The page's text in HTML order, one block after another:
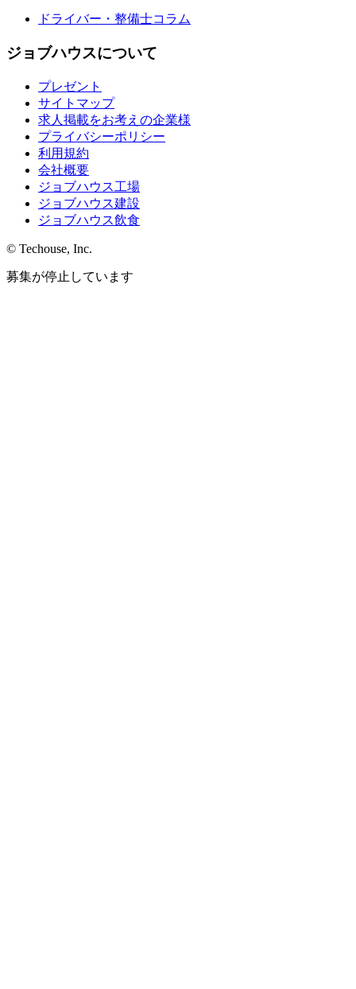
ドライバー・整備士コラム
ジョブハウスについて
プレゼント
サイトマップ
求人掲載をお考えの企業様
プライバシーポリシー
利用規約
会社概要
ジョブハウス工場
ジョブハウス建設
ジョブハウス飲食
© Techouse, Inc.
募集が停止しています